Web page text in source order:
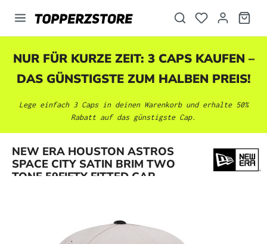
springen
NUR FÜR KURZE ZEIT: 3 CAPS KAUFEN –
DAS GÜNSTIGSTE ZUM HALBEN PREIS!
Lege einfach 3 Caps in deinen Warenkorb und erhalte 50%
Rabatt auf das günstigste Cap.
NEW ERA HOUSTON ASTROS
SPACE CITY SATIN BRIM TWO
TONE 59FIFTY FITTED CAP
Bildergalerie überspringen